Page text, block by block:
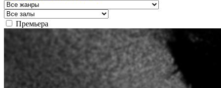
Премьера